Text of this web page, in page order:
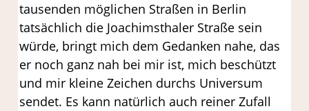
tausenden möglichen Straßen in Berlin
tatsächlich die Joachimsthaler Straße sein
würde, bringt mich dem Gedanken nahe, das
er noch ganz nah bei mir ist, mich beschützt
und mir kleine Zeichen durchs Universum
sendet. Es kann natürlich auch reiner Zufall